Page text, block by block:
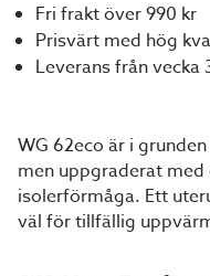
Fri frakt över 990 kr
Prisvärt med hög
Leverans från vecka
WG 62eco är i
men uppgraderat
isolerförmåga. Ett
väl för tillfällig